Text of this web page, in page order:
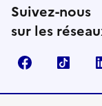
Suivez-nous
sur les
Facebook